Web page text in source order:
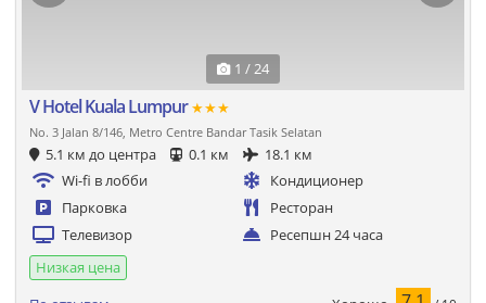
1 / 24
V Hotel Kuala Lumpur★★★
No. 3 Jalan 8/146, Metro Centre Bandar Tasik Selatan
5.1 км до центра 0.1 км
18.1 км
Wi-fi в лобби
Кондиционер
Парковка
Ресторан
Телевизор
Ресепшн 24 часа
Низкая цена